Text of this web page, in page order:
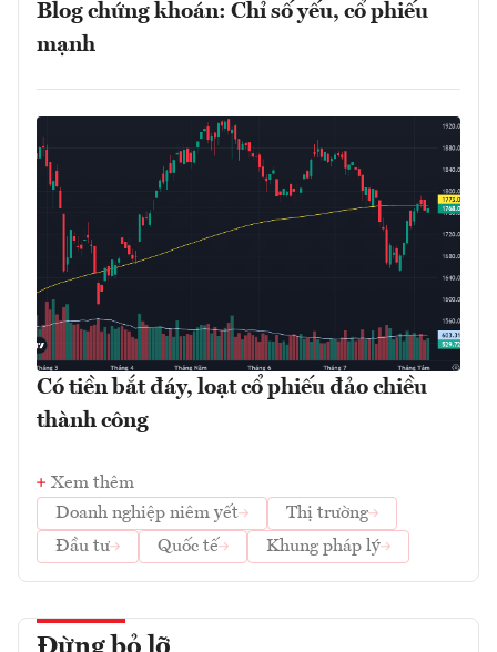
Blog chứng khoán: Chỉ số yếu, cổ phiếu
mạnh
Có tiền bắt đáy, loạt cổ phiếu đảo chiều
thành công
Xem thêm
Doanh nghiệp niêm yết
Thị trường
Đầu tư
Quốc tế Khung pháp lý